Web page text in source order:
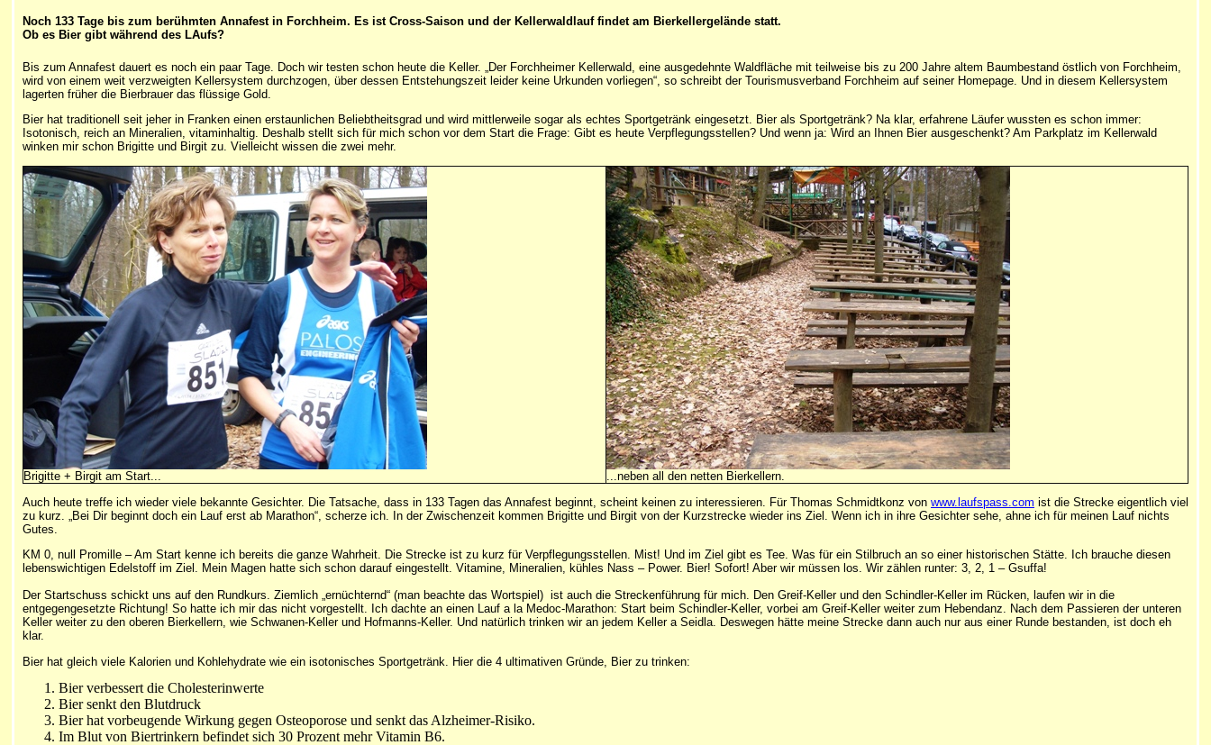
Noch 133 Tage bis zum berühmten Annafest in Forchheim. Es ist Cross-Saison und der Kellerwaldlauf findet am Bierkellergelände statt.
Ob es Bier gibt während des LAufs?
Bis zum Annafest dauert es noch ein paar Tage. Doch wir testen schon heute die Keller. „Der Forchheimer Kellerwald, eine ausgedehnte Waldfläche mit teilweise bis zu 200 Jahre altem Baumbestand östlich von Forchheim,
wird von einem weit verzweigten Kellersystem durchzogen, über dessen Entstehungszeit leider keine Urkunden vorliegen“, so schreibt der Tourismusverband Forchheim auf seiner Homepage. Und in diesem Kellersystem
lagerten früher die Bierbrauer das flüssige Gold.
Bier hat traditionell seit jeher in Franken einen erstaunlichen Beliebtheitsgrad und wird mittlerweile sogar als echtes Sportgetränk eingesetzt. Bier als Sportgetränk? Na klar, erfahrene Läufer wussten es schon immer:
Isotonisch, reich an Mineralien, vitaminhaltig. Deshalb stellt sich für mich schon vor dem Start die Frage: Gibt es heute Verpflegungsstellen? Und wenn ja: Wird an Ihnen Bier ausgeschenkt? Am Parkplatz im Kellerwald
winken mir schon Brigitte und Birgit zu. Vielleicht wissen die zwei mehr.
Brigitte + Birgit am Start...
...neben all den netten Bierkellern.
Auch heute treffe ich wieder viele bekannte Gesichter. Die Tatsache, dass in 133 Tagen das Annafest beginnt, scheint keinen zu interessieren. Für Thomas Schmidtkonz von www.laufspass.com ist die Strecke eigentlich viel
zu kurz. „Bei Dir beginnt doch ein Lauf erst ab Marathon“, scherze ich. In der Zwischenzeit kommen Brigitte und Birgit von der Kurzstrecke wieder ins Ziel. Wenn ich in ihre Gesichter sehe, ahne ich für meinen Lauf nichts
Gutes.
KM 0, null Promille – Am Start kenne ich bereits die ganze Wahrheit. Die Strecke ist zu kurz für Verpflegungsstellen. Mist! Und im Ziel gibt es Tee. Was für ein Stilbruch an so einer historischen Stätte. Ich brauche diesen
lebenswichtigen Edelstoff im Ziel. Mein Magen hatte sich schon darauf eingestellt. Vitamine, Mineralien, kühles Nass – Power. Bier! Sofort! Aber wir müssen los. Wir zählen runter: 3, 2, 1 – Gsuffa!
Der Startschuss schickt uns auf den Rundkurs. Ziemlich „ernüchternd“ (man beachte das Wortspiel) ist auch die Streckenführung für mich. Den Greif-Keller und den Schindler-Keller im Rücken, laufen wir in die
entgegengesetzte Richtung! So hatte ich mir das nicht vorgestellt. Ich dachte an einen Lauf a la Medoc-Marathon: Start beim Schindler-Keller, vorbei am Greif-Keller weiter zum Hebendanz. Nach dem Passieren der unteren
Keller weiter zu den oberen Bierkellern, wie Schwanen-Keller und Hofmanns-Keller. Und natürlich trinken wir an jedem Keller a Seidla. Deswegen hätte meine Strecke dann auch nur aus einer Runde bestanden, ist doch eh
klar.
Bier hat gleich viele Kalorien und Kohlehydrate wie ein isotonisches Sportgetränk. Hier die 4 ultimativen Gründe, Bier zu trinken:
Bier verbessert die Cholesterinwerte
Bier senkt den Blutdruck
Bier hat vorbeugende Wirkung gegen Osteoporose und senkt das Alzheimer-Risiko.
Im Blut von Biertrinkern befindet sich 30 Prozent mehr Vitamin B6.